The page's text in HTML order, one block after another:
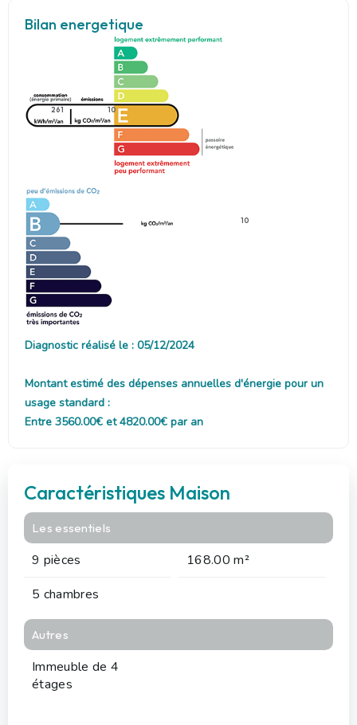
Bilan energetique
261 10
10
Diagnostic réalisé le : 05/12/2024
Montant estimé des dépenses annuelles d'énergie pour un
usage standard :
Entre 3560.00€ et 4820.00€ par an
Caractéristiques Maison
Les essentiels
9 pièces
168.00 m²
5 chambres
Autres
Immeuble de 4
étages